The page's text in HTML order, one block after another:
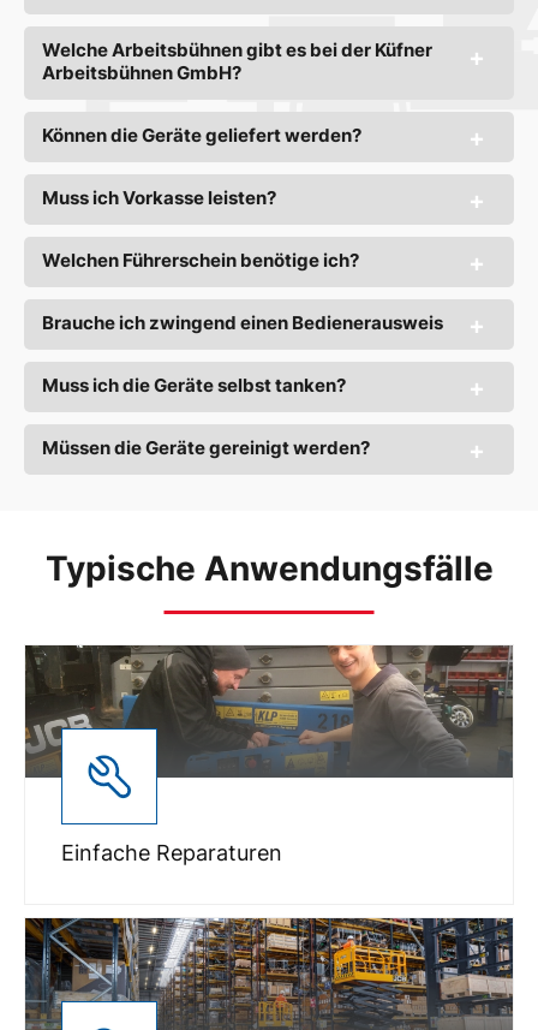
Welche Arbeitsbühnen gibt es bei der Küfner
Arbeitsbühnen GmbH?
Können die Geräte geliefert werden?
Muss ich Vorkasse leisten?
Welchen Führerschein benötige ich?
Brauche ich zwingend einen Bedienerausweis
Muss ich die Geräte selbst tanken?
Müssen die Geräte gereinigt werden?
Typische Anwendungsfälle
Einfache Reparaturen